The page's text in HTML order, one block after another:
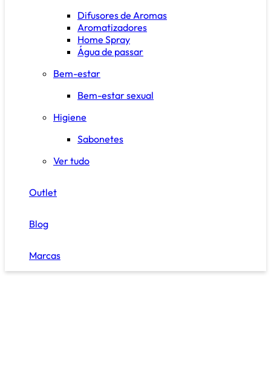
Difusores de Aromas
Aromatizadores
Home Spray
Água de passar
Bem-estar
Bem-estar sexual
Higiene
Sabonetes
Ver tudo
Outlet
Blog
Marcas